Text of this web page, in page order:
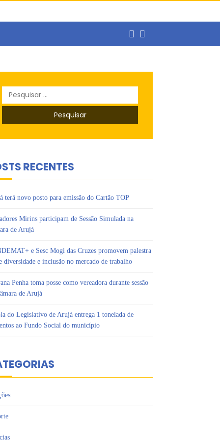
Pesquisar
por:
RECENTES
terá novo posto para emissão do Cartão TOP
Mirins participam de Sessão Simulada na
de Arujá
e Sesc Mogi das Cruzes promovem palestra
diversidade e inclusão no mercado de trabalho
Penha toma posse como vereadora durante sessão
de Arujá
do Legislativo de Arujá entrega 1 tonelada de
ao Fundo Social do município